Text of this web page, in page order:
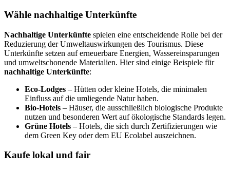
Wähle nachhaltige Unterkünfte
Nachhaltige Unterkünfte spielen eine entscheidende Rolle bei der
Reduzierung der Umweltauswirkungen des Tourismus. Diese
Unterkünfte setzen auf erneuerbare Energien, Wassereinsparungen
und umweltschonende Materialien. Hier sind einige Beispiele für
nachhaltige Unterkünfte:
Eco-Lodges – Hütten oder kleine Hotels, die minimalen
Einfluss auf die umliegende Natur haben.
Bio-Hotels – Häuser, die ausschließlich biologische Produkte
nutzen und besonderen Wert auf ökologische Standards legen.
Grüne Hotels – Hotels, die sich durch Zertifizierungen wie
dem Green Key oder dem EU Ecolabel auszeichnen.
Kaufe lokal und fair